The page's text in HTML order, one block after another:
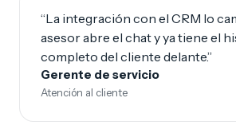
“La integración con el CRM lo
asesor abre el chat y ya tiene el
completo del cliente delante.”
Gerente de servicio
Atención al cliente